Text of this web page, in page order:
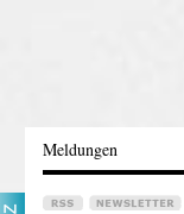
Meldungen